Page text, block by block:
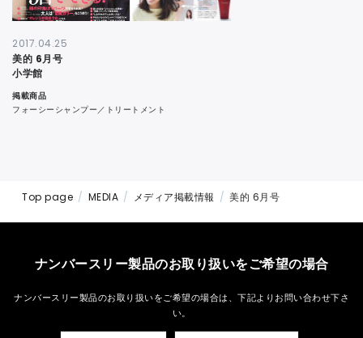
2017.04.25
美的 6月号
小学館
掲載商品
フォーシーシャンプー／トリートメント
Top page MEDIA メディア掲載情報 美的 6月号
ナンバースリー製品のお取り扱いをご希望の場合
ナンバースリー製品のお取り扱いをご希望の場合は、 下記よりお問い合わせ下さ
い。